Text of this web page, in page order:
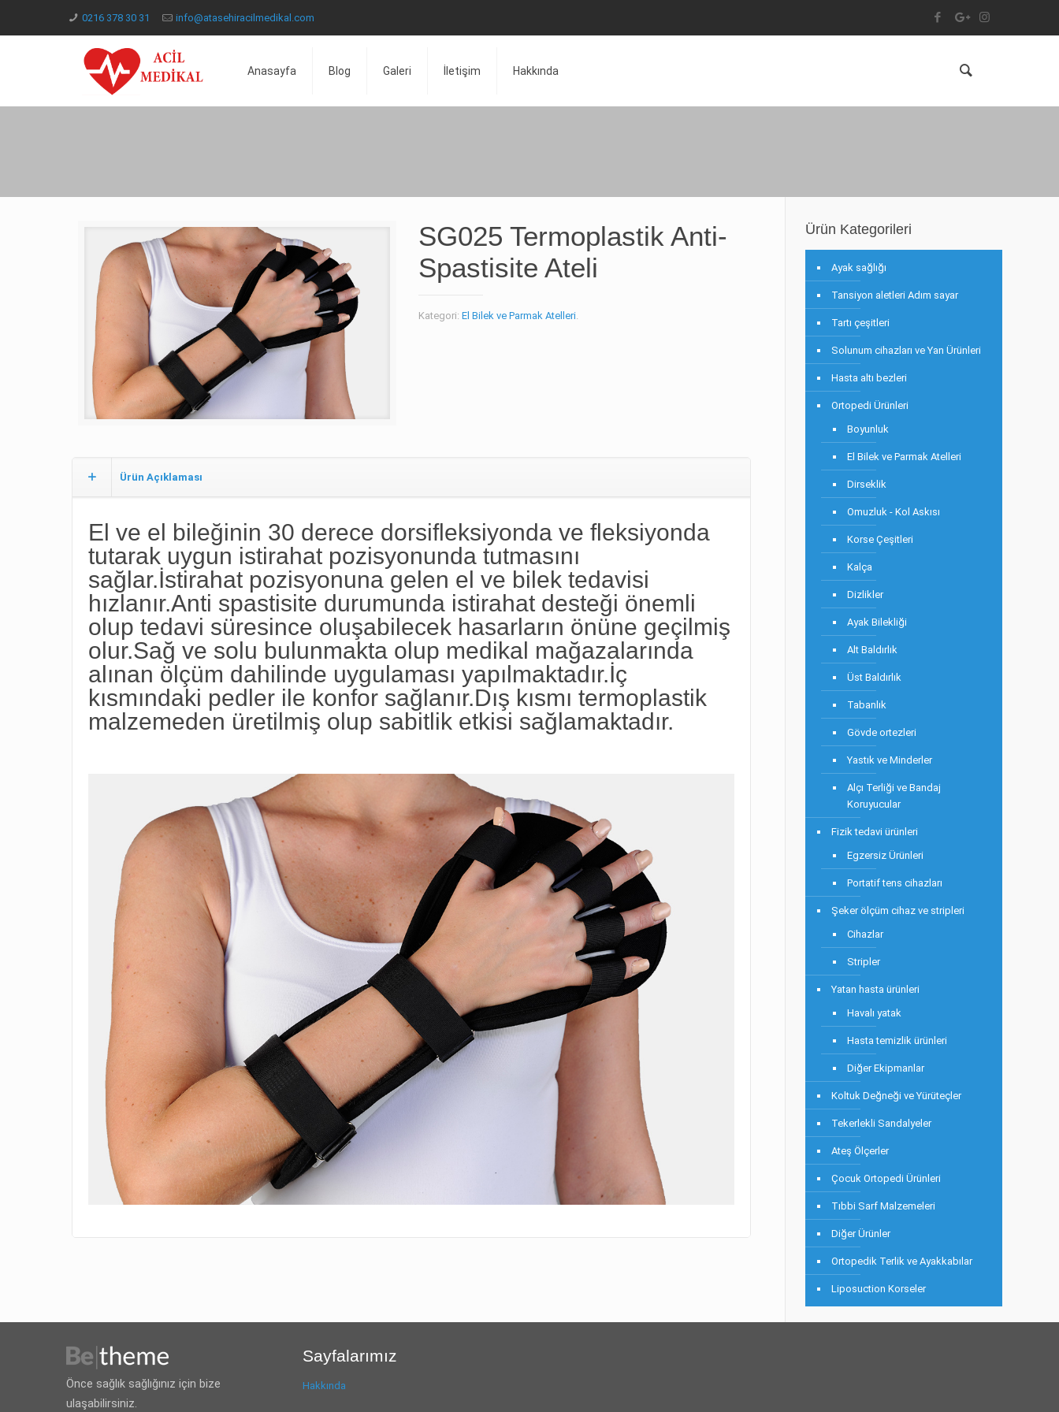
0216 378 30 31 info@atasehiracilmedikal.com
Anasayfa Blog Galeri İletişim Hakkında
SG025 Termoplastik Anti-
Spastisite Ateli
Kategori: El Bilek ve Parmak Atelleri.
Ürün Açıklaması
El ve el bileğinin 30 derece dorsifleksiyonda ve fleksiyonda
tutarak uygun istirahat pozisyonunda tutmasını
sağlar.İstirahat pozisyonuna gelen el ve bilek tedavisi
hızlanır.Anti spastisite durumunda istirahat desteği önemli
olup tedavi süresince oluşabilecek hasarların önüne geçilmiş
olur.Sağ ve solu bulunmakta olup medikal mağazalarında
alınan ölçüm dahilinde uygulaması yapılmaktadır.İç
kısmındaki pedler ile konfor sağlanır.Dış kısmı termoplastik
malzemeden üretilmiş olup sabitlik etkisi sağlamaktadır.
Ürün Kategorileri
Ayak sağlığı
Tansiyon aletleri Adım sayar
Tartı çeşitleri
Solunum cihazları ve Yan Ürünleri
Hasta altı bezleri
Ortopedi Ürünleri
Boyunluk
El Bilek ve Parmak Atelleri
Dirseklik
Omuzluk - Kol Askısı
Korse Çeşitleri
Kalça
Dizlikler
Ayak Bilekliği
Alt Baldırlık
Üst Baldırlık
Tabanlık
Gövde ortezleri
Yastık ve Minderler
Alçı Terliği ve Bandaj
Koruyucular
Fizik tedavi ürünleri
Egzersiz Ürünleri
Portatif tens cihazları
Şeker ölçüm cihaz ve stripleri
Cihazlar
Stripler
Yatan hasta ürünleri
Havalı yatak
Hasta temizlik ürünleri
Diğer Ekipmanlar
Koltuk Değneği ve Yürüteçler
Tekerlekli Sandalyeler
Ateş Ölçerler
Çocuk Ortopedi Ürünleri
Tıbbi Sarf Malzemeleri
Diğer Ürünler
Ortopedik Terlik ve Ayakkabılar
Liposuction Korseler
Önce sağlık sağlığınız için bize
ulaşabilirsiniz.
Sayfalarımız
Hakkında